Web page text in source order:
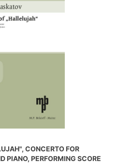
CONCERTO FOR
PIANO, PERFORMING SCORE